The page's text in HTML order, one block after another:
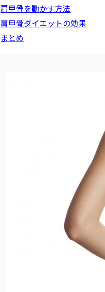
肩甲骨を動かす方法
肩甲骨ダイエットの効果
まとめ